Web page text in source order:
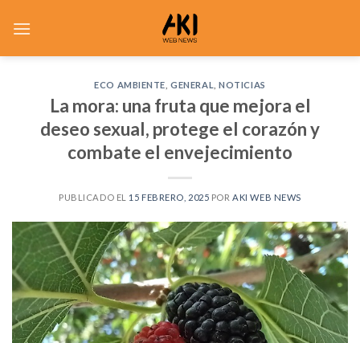
ECO AMBIENTE ,GENERAL ,NOTICIAS
La mora: una fruta que mejora el
deseo sexual, protege el corazón y
combate el envejecimiento
PUBLICADO EL 15 FEBRERO, 2025 POR AKI WEB NEWS